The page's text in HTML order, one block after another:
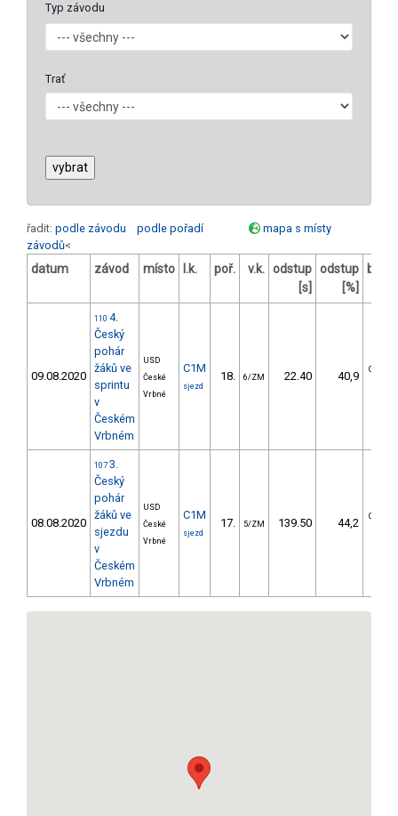
Typ závodu
Trať
řadit: podle závodu podle pořadí
mapa s místy
závodů<
datum závod místo l.k. poř. v.k. odstup
[s]
odstup
[%]
body
09.08.2020
110 4.
Český
pohár
žáků ve
sprintu
v
Českém
Vrbném
USD
České
Vrbné
C1M
sjezd
18. 6/ZM 22.40 40,9 OČ/OM
08.08.2020
107 3.
Český
pohár
žáků ve
sjezdu
v
Českém
Vrbném
USD
České
Vrbné
C1M
sjezd
17. 5/ZM 139.50 44,2 OČ/OM